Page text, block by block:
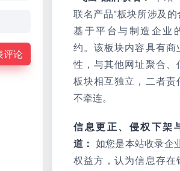
评论
联名产品"板块所涉及的
基于平台与制造企业
约。该板块内容具有商
性，与其他网址聚合、
板块相互独立，二者责
不牵连。
信息更正、侵权下架
道： 如您是本站收录企
权益方，认为信息存在